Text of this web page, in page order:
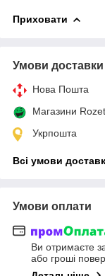
Приховати
Умови доставки
Нова Пошта
Магазини
Укрпошта
Всі умови
Умови оплати
Ви отримаєте
або гроші